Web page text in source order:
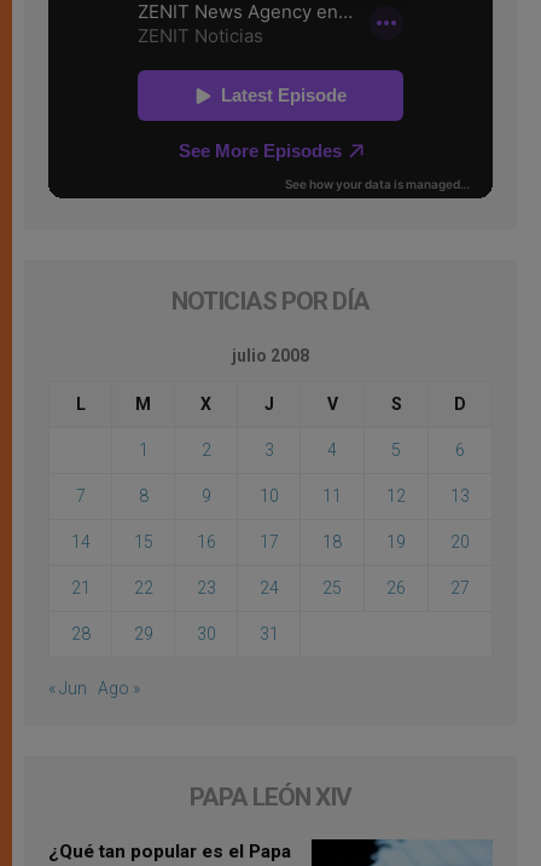
NOTICIAS POR DÍA
julio 2008
L M X J V S D
1 2 3 4 5 6
7 8 9 10 11 12 13
14 15 16 17 18 19 20
21 22 23 24 25 26 27
28 29 30 31
« Jun Ago »
PAPA LEÓN XIV
¿Qué tan popular es el Papa